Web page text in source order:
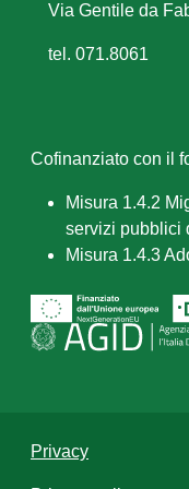
Via Gentile da
tel. 071.8061
Cofinanziato con il
Misura 1.4.2
servizi pubblici
Misura 1.4.3
Privacy